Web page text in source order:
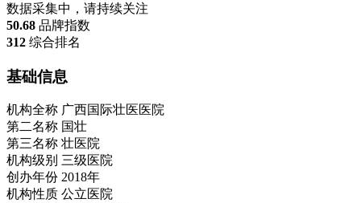
数据采集中，请持续关注
50.68 品牌指数
312 综合排名
基础信息
机构全称 广西国际壮医医院
第二名称 国壮
第三名称 壮医院
机构级别 三级医院
创办年份 2018年
机构性质 公立医院